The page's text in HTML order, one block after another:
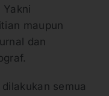
maupun
dan
semua